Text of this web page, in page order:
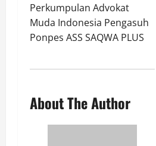
Perkumpulan Advokat
Muda Indonesia Pengasuh
Ponpes ASS SAQWA PLUS
About The Author